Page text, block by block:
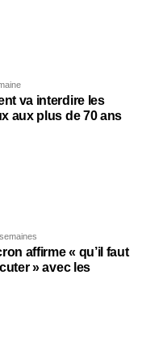
va interdire les
aux plus de 70 ans
affirme « qu’il faut
» avec les